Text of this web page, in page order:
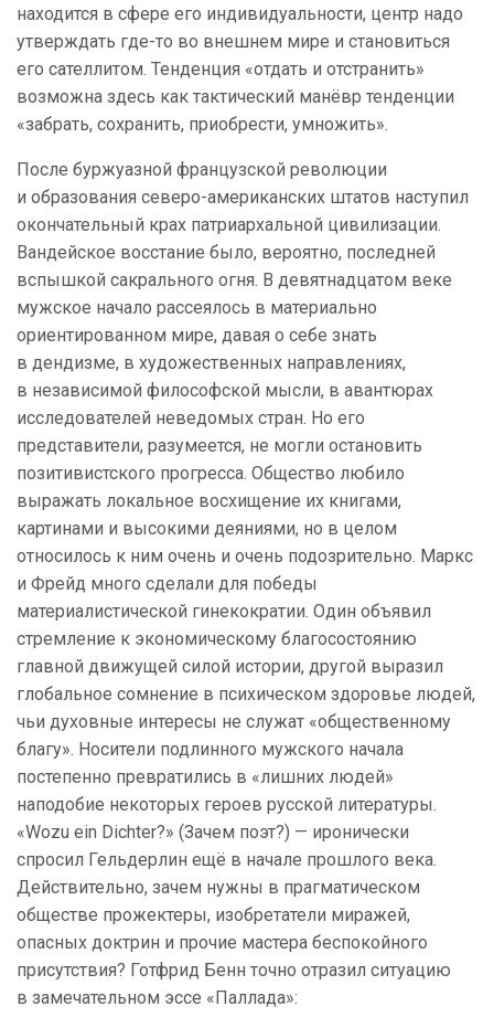
находится в сфере его индивидуальности, центр надо
утверждать где-то во внешнем мире и становиться
его сателлитом. Тенденция «отдать и отстранить»
возможна здесь как тактический манёвр тенденции
«забрать, сохранить, приобрести, умножить».
После буржуазной французской революции
и образования северо-американских штатов наступил
окончательный крах патриархальной цивилизации.
Вандейское восстание было, вероятно, последней
вспышкой сакрального огня. В девятнадцатом веке
мужское начало рассеялось в материально
ориентированном мире, давая о себе знать
в дендизме, в художественных направлениях,
в независимой философской мысли, в авантюрах
исследователей неведомых стран. Но его
представители, разумеется, не могли остановить
позитивистского прогресса. Общество любило
выражать локальное восхищение их книгами,
картинами и высокими деяниями, но в целом
относилось к ним очень и очень подозрительно. Маркс
и Фрейд много сделали для победы
материалистической гинекократии. Один объявил
стремление к экономическому благосостоянию
главной движущей силой истории, другой выразил
глобальное сомнение в психическом здоровье людей,
чьи духовные интересы не служат «общественному
благу». Носители подлинного мужского начала
постепенно превратились в «лишних людей»
наподобие некоторых героев русской литературы.
«Wozu ein Dichter?» (Зачем поэт?) — иронически
спросил Гельдерлин ещё в начале прошлого века.
Действительно, зачем нужны в прагматическом
обществе прожектеры, изобретатели миражей,
опасных доктрин и прочие мастера беспокойного
присутствия? Готфрид Бенн точно отразил ситуацию
в замечательном эссе «Паллада»: